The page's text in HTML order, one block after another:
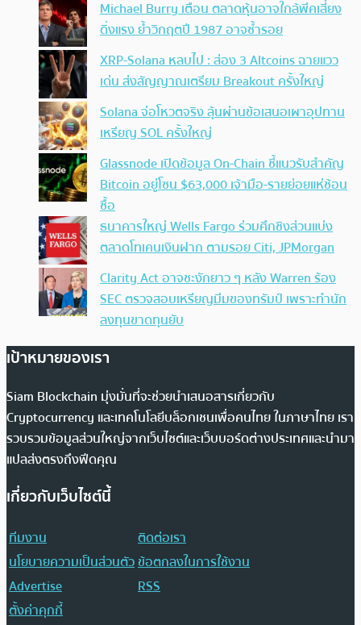
Michael Burry เตือน ตลาดหุ้นอาจใกล้พีคเสี่ยง
ดิ่งแรง ย้ำวิกฤตปี 1987 อาจซ้ำรอย
XRP-Solana หลบไป : ส่อง 3 Altcoins ฉายแวว
เด่น ส่งสัญญาณเตรียม Breakout ครั้งใหญ่
Solana จ่อโหวตจริง ลุ้นผ่านข้อเสนอเผาอุปทาน
เหรียญ SOL ครั้งใหญ่
Glassnode เปิดข้อมูล On-Chain ชี้แนวรับสำคัญ
Bitcoin อยู่โซน $63,000 เจ้ามือ-รายย่อยแห่ช้อน
ซื้อ
ธนาคารใหญ่ Wells Fargo ร่วมศึกชิงส่วนแบ่ง
ตลาดโทเคนเงินฝาก ตามรอย Citi, JPMorgan
Clarity Act อาจชะงักยาว ๆ หลัง Warren ร้อง
SEC ตรวจสอบเหรียญมีมของทรัมป์ เพราะทำนัก
ลงทุนขาดทุนยับ
เป้าหมายของเรา
Siam Blockchain มุ่งมั่นที่จะช่วยนำเสนอสารเกี่ยวกับ
Cryptocurrency และเทคโนโลยีบล็อกเชนเพื่อคนไทย ในภาษาไทย เรา
รวบรวมข้อมูลส่วนใหญ่จากเว็บไซต์และเว็บบอร์ดต่างประเทศและนำมา
แปลส่งตรงถึงฟีดคุณ
เกี่ยวกับเว็บไซต์นี้
ทีมงาน
ติดต่อเรา
นโยบายความเป็นส่วนตัวข้อตกลงในการใช้งาน
Advertise
RSS
ตั้งค่าคุกกี้